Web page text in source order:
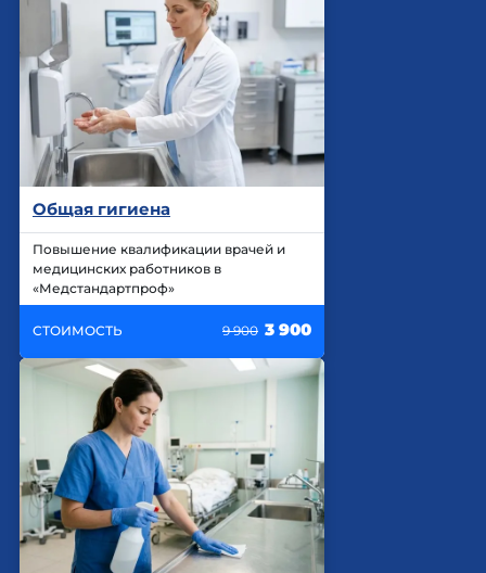
Общая гигиена
Повышение квалификации врачей и
медицинских работников в
«Медстандартпроф»
СТОИМОСТЬ 9 900 3 900